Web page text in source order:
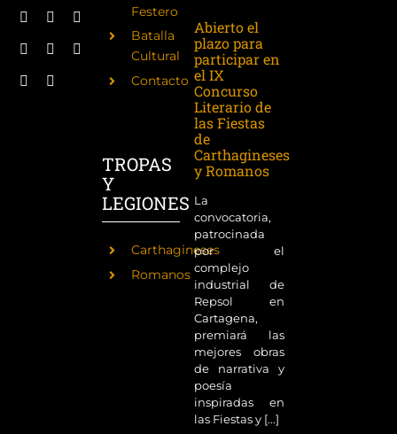
Festero
Batalla
Cultural
Contacto
TROPAS
Y
LEGIONES
Carthagineses
Romanos
Abierto el
plazo para
participar en
el IX
Concurso
Literario de
las Fiestas
de
Carthagineses
y Romanos
La
convocatoria,
patrocinada
por el
complejo
industrial de
Repsol en
Cartagena,
premiará las
mejores obras
de narrativa y
poesía
inspiradas en
las Fiestas y [...]